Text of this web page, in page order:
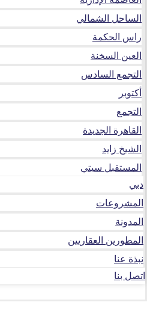
الساحل الشمالي
راس الحكمة
العين السخنة
التجمع السادس
أكتوبر
التجمع
القاهرة الجديدة
الشيخ زايد
المستقبل سيتي
دبي
المشروعات
المدونة
المطورين العقاريين
نبذة عنا
اتصل بنا